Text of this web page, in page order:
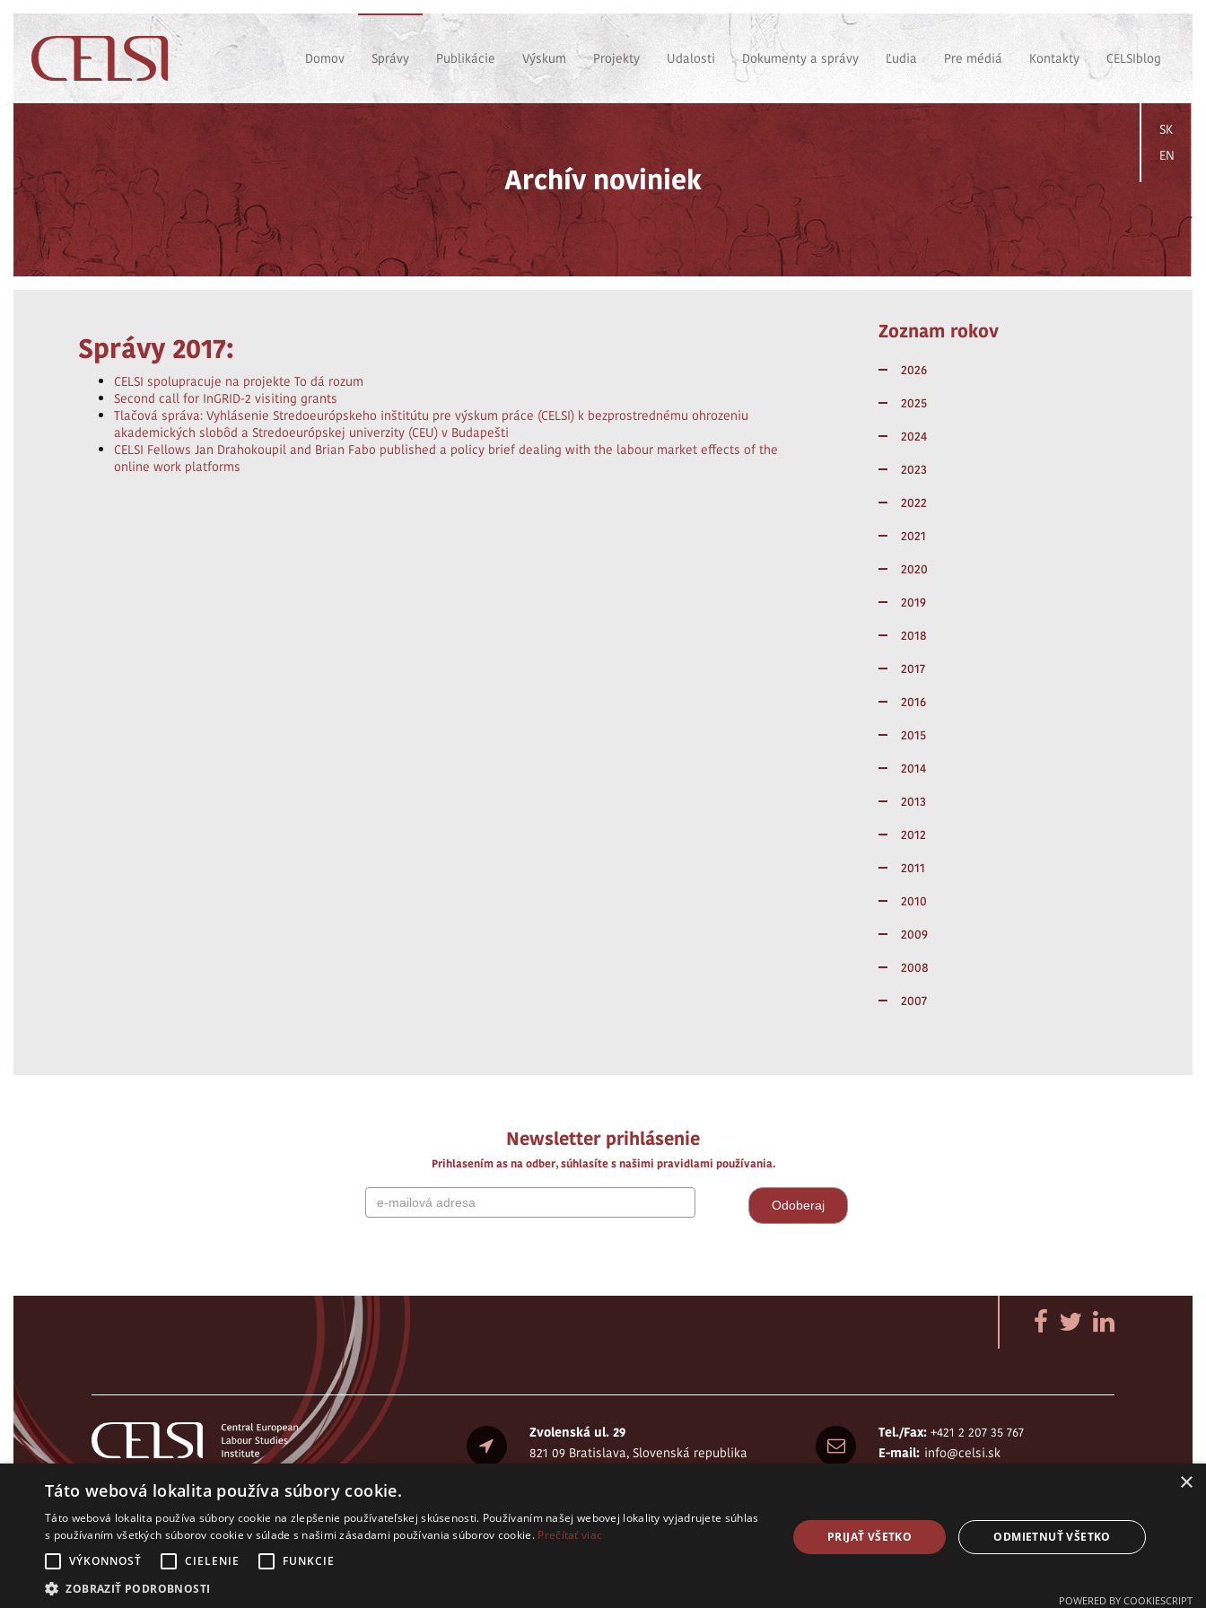
Domov Správy Publikácie Výskum Projekty Udalosti Dokumenty a správy Ľudia Pre médiá Kontakty CELSIblog
SK
EN
Archív noviniek
Správy 2017:
CELSI spolupracuje na projekte To dá rozum
Second call for InGRID-2 visiting grants
Tlačová správa: Vyhlásenie Stredoeurópskeho inštitútu pre výskum práce (CELSI) k bezprostrednému ohrozeniu
akademických slobôd a Stredoeurópskej univerzity (CEU) v Budapešti
CELSI Fellows Jan Drahokoupil and Brian Fabo published a policy brief dealing with the labour market effects of the
online work platforms
Zoznam rokov
2026
2025
2024
2023
2022
2021
2020
2019
2018
2017
2016
2015
2014
2013
2012
2011
2010
2009
2008
2007
Newsletter prihlásenie
Prihlasením as na odber, súhlasíte s našimi pravidlami používania.
Zvolenská ul. 29
821 09 Bratislava, Slovenská republika
Tel./Fax: +421 2 207 35 767
E-mail: info@celsi.sk
Všetky práva na CELSI logo a ostatný obsah na tejto stránke je vyhradený. © CELSI 2008- 2026
×
Táto webová lokalita používa súbory cookie.
Táto webová lokalita používa súbory cookie na zlepšenie používateľskej skúsenosti. Používaním našej webovej lokality vyjadrujete súhlas
s používaním všetkých súborov cookie v súlade s našimi zásadami používania súborov cookie. Prečítať viac
VÝKONNOSŤ
CIELENIE
FUNKCIE
ZOBRAZIŤ PODROBNOSTI
PRIJAŤ VŠETKO ODMIETNUŤ VŠETKO
POWERED BY COOKIESCRIPT